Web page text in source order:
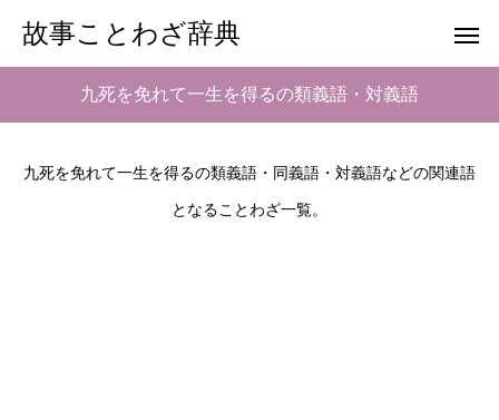
故事ことわざ辞典
九死を免れて一生を得るの類義語・対義語
九死を免れて一生を得るの類義語・同義語・対義語などの関連語
となることわざ一覧。